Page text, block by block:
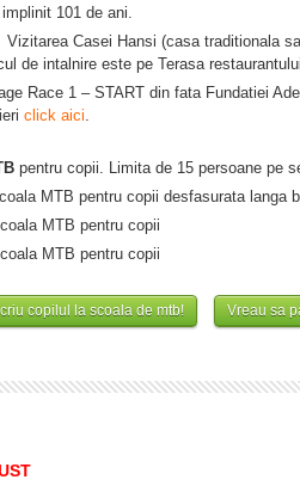
101 de ani.
Casei Hansi (casa traditionala
de intalnire este pe Terasa
Race 1 – START din fata Fundatiei
click aici.
pentru copii. Limita de 15 persoane pe
MTB pentru copii desfasurata langa
MTB pentru copii
MTB pentru copii
copilul la scoala de mtb! Vreau sa